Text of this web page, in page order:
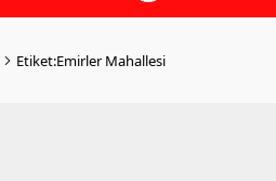
Etiket:Emirler Mahallesi